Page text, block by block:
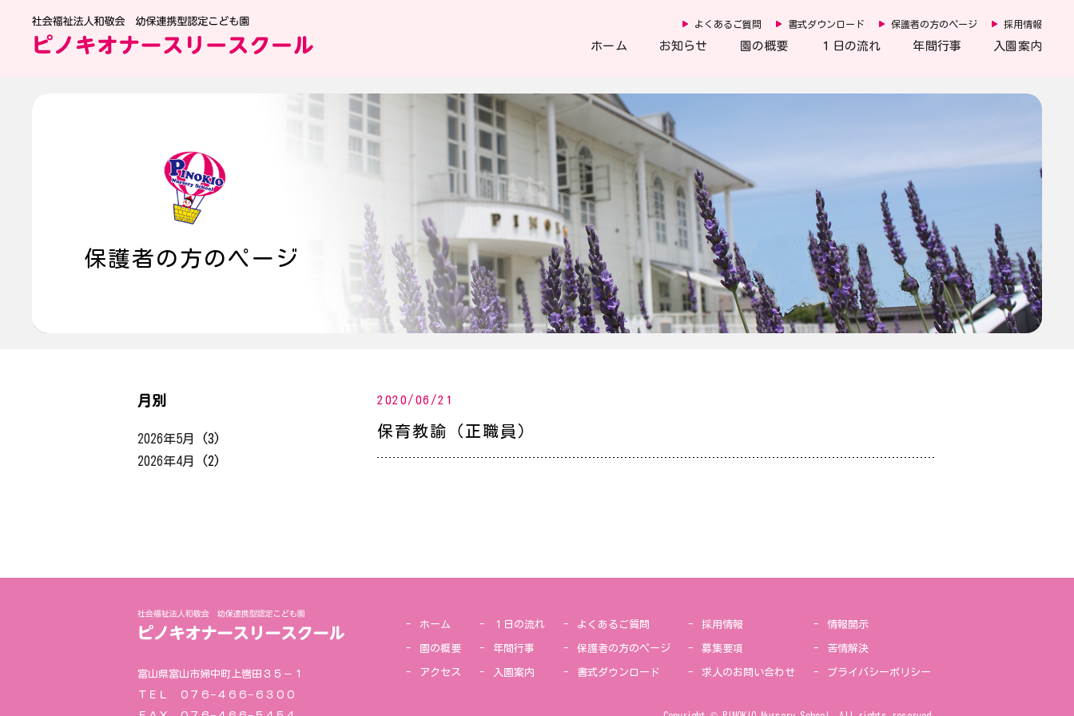
よくあるご質問 書式ダウンロード 保護者の方のページ 採用情報
ホーム お知らせ 園の概要 １日の流れ 年間行事 入園案内
保護者の方のページ
2020/06/21
保育教諭（正職員）
月別
2026年5月
(3)
2026年4月
(2)
富山県富山市婦中町上轡田３５－１
ＴＥＬ ０７６−４６６−６３００
ホーム
園の概要
アクセス
１日の流れ
年間行事
入園案内
よくあるご質問
保護者の方のページ
書式ダウンロード
採用情報
募集要項
求人のお問い合わせ
情報開示
苦情解決
プライバシーポリシー